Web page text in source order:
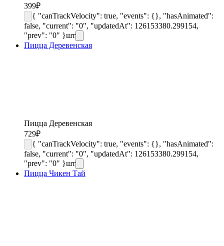
399₽
{ "canTrackVelocity": true, "events": {}, "hasAnimated":
false, "current": "0", "updatedAt": 126153380.299154,
"prev": "0" }шт
Пицца Деревенская
Пицца Деревенская
729₽
{ "canTrackVelocity": true, "events": {}, "hasAnimated":
false, "current": "0", "updatedAt": 126153380.299154,
"prev": "0" }шт
Пицца Чикен Тай